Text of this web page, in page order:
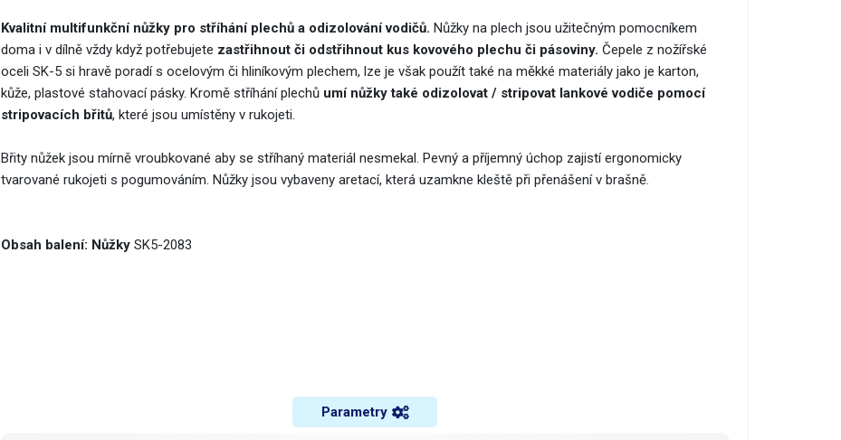
Kvalitní multifunkční nůžky pro stříhání plechů a odizolování vodičů. Nůžky na plech jsou užitečným pomocníkem
doma i v dílně vždy když potřebujete zastřihnout či odstřihnout kus kovového plechu či pásoviny. Čepele z nožířské
oceli SK-5 si hravě poradí s ocelovým či hliníkovým plechem, lze je však použít také na měkké materiály jako je karton,
kůže, plastové stahovací pásky. Kromě stříhání plechů umí nůžky také odizolovat / stripovat lankové vodiče pomocí
stripovacích břitů, které jsou umístěny v rukojeti.
Břity nůžek jsou mírně vroubkované aby se stříhaný materiál nesmekal. Pevný a příjemný úchop zajistí ergonomicky
tvarované rukojeti s pogumováním. Nůžky jsou vybaveny aretací, která uzamkne kleště při přenášení v brašně.
Obsah balení: NůžkySK5-2083
Parametry